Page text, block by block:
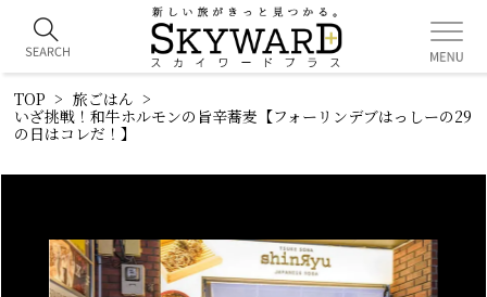
TOP
旅ごはん
いざ挑戦！和牛ホルモンの旨辛蕎麦【フォーリンデブはっしーの29
の日はコレだ！】